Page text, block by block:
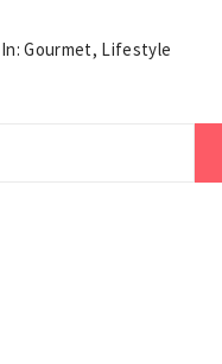
In: Gourmet, Lifestyle